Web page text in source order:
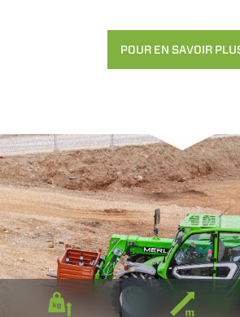
POUR EN SAVOIR